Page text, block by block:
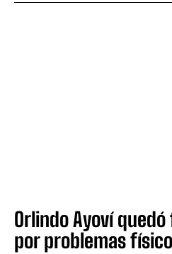
Orlindo Ayoví
por problemas